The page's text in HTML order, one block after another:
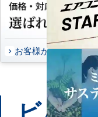
お客様から頂いたご